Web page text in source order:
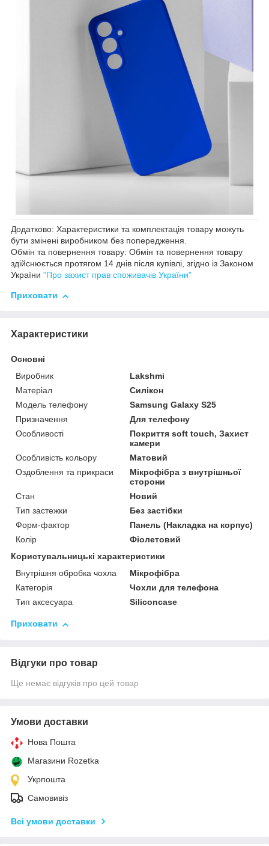
Додатково: Характеристики та комплектація товару можуть
бути змінені виробником без попередження.
Обмін та повернення товару: Обмін та повернення товару
здійснюється протягом 14 днів після купівлі, згідно із Законом
України "Про захист прав споживачів України"
Приховати
Характеристики
Основні
Виробник
Lakshmi
Матеріал
Силікон
Модель телефону
Samsung Galaxy S25
Призначення
Для телефону
Особливості
Покриття soft touch, Захист
камери
Особливість кольору
Матовий
Оздоблення та прикраси
Мікрофібра з внутрішньої
сторони
Стан
Новий
Тип застежки
Без застібки
Форм-фактор
Панель (Накладка на корпус)
Колір
Фіолетовий
Користувальницькі характеристики
Внутрішня обробка чохла
Мікрофібра
Категорія
Чохли для телефона
Тип аксесуара
Siliconcase
Приховати
Відгуки про товар
Ще немає відгуків про цей товар
Умови доставки
Нова Пошта
Магазини Rozetka
Укрпошта
Самовивіз
Всі умови доставки